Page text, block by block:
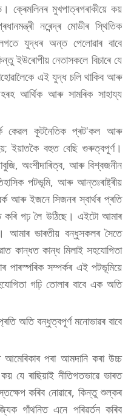
ক্ৰেমলিনৰ মুখপাত্ৰগৰাকীয়ে কয়
নৰেন্দ্ৰ মোডীৰ স্থিতিক
যুদ্ধৰ অন্ত পেলোৱাৰ বাবে
ইউৰোপীয় নেতাসকলে বিচাৰে যে
এই যুদ্ধ চলি থাকিব আৰু
আৰ্থিক আৰু সামৰিক সাহায্য
কেৱল কূটনৈতিক প্ৰট'কল আৰু
ইয়াতকৈ বহুত বেছি গুৰুত্বপূৰ্ণ।
অংশীদাৰিত্ব, আৰু বিশ্বজনীন
পটভূমি, আৰু আন্তঃৰাষ্ট্ৰীয়
আৰু ইজনে সিজনৰ স্বাৰ্থৰ প্ৰতি
কৰি গঢ় লৈ উঠিছে। এইটো আমাৰ
আমাৰ ভাৰতীয় বন্ধুসকলৰ সৈতে
কান্ধত কান্ধ মিলাই সহযোগিতা
সম্পৰ্কৰ এই পটভূমিয়ে
গঢ়ি তোলাৰ বাবে এক অতি
অতি বন্ধুত্বপূৰ্ণ মনোভাৱৰ বাবে
আমেৰিকাৰ পৰা আমদানি কৰা উচ্চ
যে ৰাছিয়াই নীতিগতভাৱে ভাৰত
কৰিব নোৱাৰে, কিন্তু শুল্কৰ
গাঁথনিত এনে পৰিৱৰ্তন কৰিব